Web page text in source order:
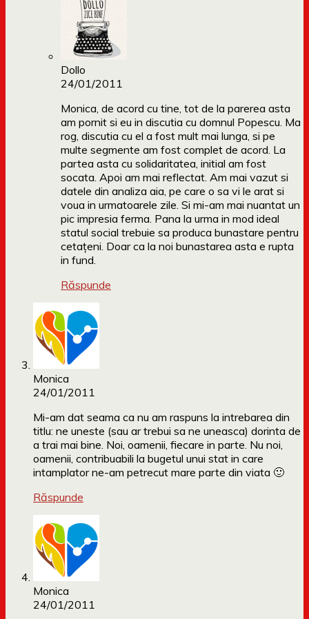
Dollo
24/01/2011
Monica, de acord cu tine, tot de la parerea asta
am pornit si eu in discutia cu domnul Popescu. Ma
rog, discutia cu el a fost mult mai lunga, si pe
multe segmente am fost complet de acord. La
partea asta cu solidaritatea, initial am fost
socata. Apoi am mai reflectat. Am mai vazut si
datele din analiza aia, pe care o sa vi le arat si
voua in urmatoarele zile. Si mi-am mai nuantat un
pic impresia ferma. Pana la urma in mod ideal
statul social trebuie sa produca bunastare pentru
cetațeni. Doar ca la noi bunastarea asta e rupta
in fund.
Răspunde
Monica
24/01/2011
Mi-am dat seama ca nu am raspuns la intrebarea din
titlu: ne uneste (sau ar trebui sa ne uneasca) dorinta de
a trai mai bine. Noi, oamenii, fiecare in parte. Nu noi,
oamenii, contribuabili la bugetul unui stat in care
intamplator ne-am petrecut mare parte din viata 🙂
Răspunde
Monica
24/01/2011